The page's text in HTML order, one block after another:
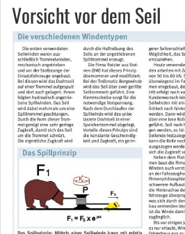
Vorsicht vor dem Seil